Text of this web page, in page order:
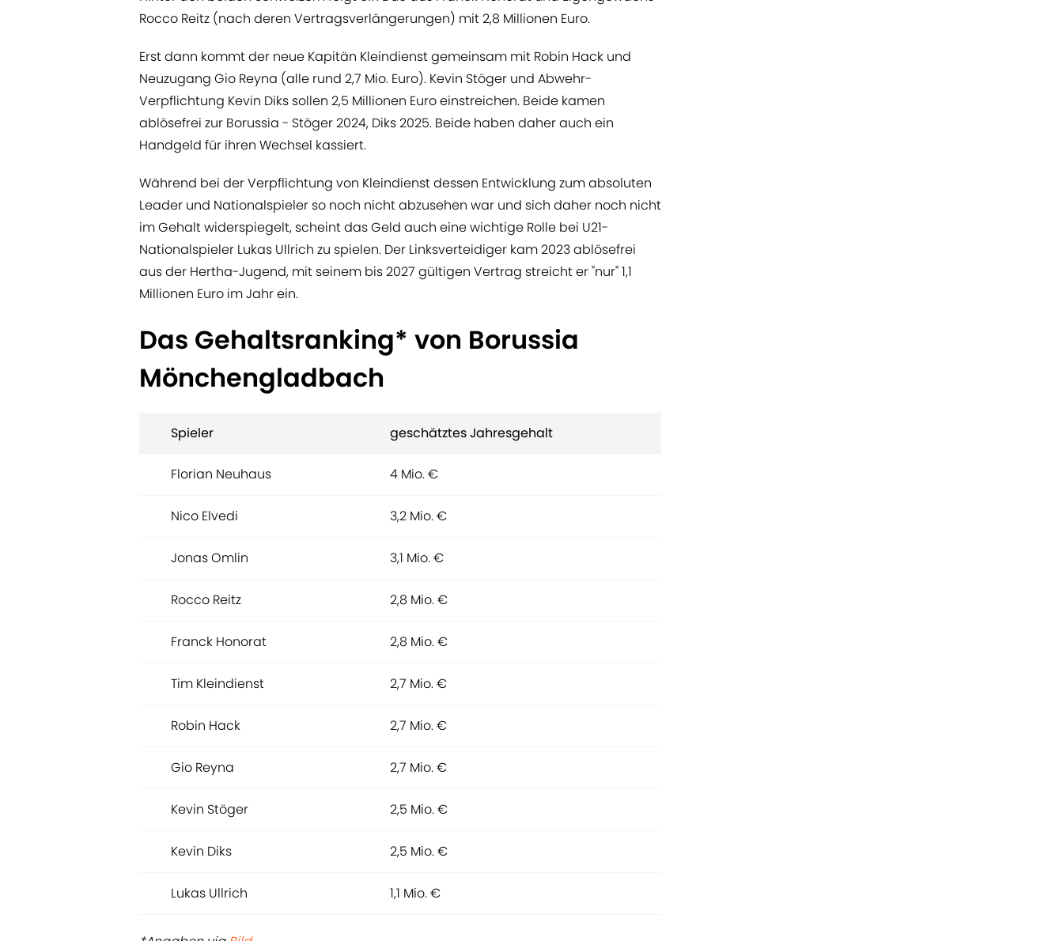
Rocco Reitz (nach deren Vertragsverlängerungen) mit 2,8 Millionen Euro.
Erst dann kommt der neue Kapitän Kleindienst gemeinsam mit Robin Hack und
Neuzugang Gio Reyna (alle rund 2,7 Mio. Euro). Kevin Stöger und Abwehr-
Verpflichtung Kevin Diks sollen 2,5 Millionen Euro einstreichen. Beide kamen
ablösefrei zur Borussia - Stöger 2024, Diks 2025. Beide haben daher auch ein
Handgeld für ihren Wechsel kassiert.
Während bei der Verpflichtung von Kleindienst dessen Entwicklung zum absoluten
Leader und Nationalspieler so noch nicht abzusehen war und sich daher noch nicht
im Gehalt widerspiegelt, scheint das Geld auch eine wichtige Rolle bei U21-
Nationalspieler Lukas Ullrich zu spielen. Der Linksverteidiger kam 2023 ablösefrei
aus der Hertha-Jugend, mit seinem bis 2027 gültigen Vertrag streicht er "nur" 1,1
Millionen Euro im Jahr ein.
Das Gehaltsranking* von Borussia
Mönchengladbach
Spieler geschätztes Jahresgehalt
Florian Neuhaus 4 Mio. €
Nico Elvedi 3,2 Mio. €
Jonas Omlin 3,1 Mio. €
Rocco Reitz 2,8 Mio. €
Franck Honorat 2,8 Mio. €
Tim Kleindienst 2,7 Mio. €
Robin Hack 2,7 Mio. €
Gio Reyna 2,7 Mio. €
Kevin Stöger 2,5 Mio. €
Kevin Diks 2,5 Mio. €
Lukas Ullrich 1,1 Mio. €